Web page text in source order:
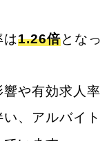
は1.26倍となっ
や有効求人率
、アルバイト